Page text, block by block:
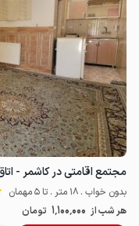
مجتمع اقامتی در کاشمر -
بدون خواب . 18 متر . تا 5 مهمان
هر شب از 1٬100٬000 تومان